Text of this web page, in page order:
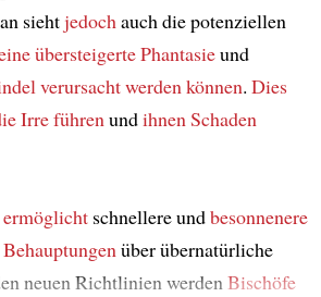
siehtjedoch auch die potenziellen
übersteigerte Phantasieund
verursacht werden können. Dies
Irre führen undihnen Schaden
ermöglichtschnellere undbesonnenere
über übernatürliche
neuen Richtlinien werden Bischöfe